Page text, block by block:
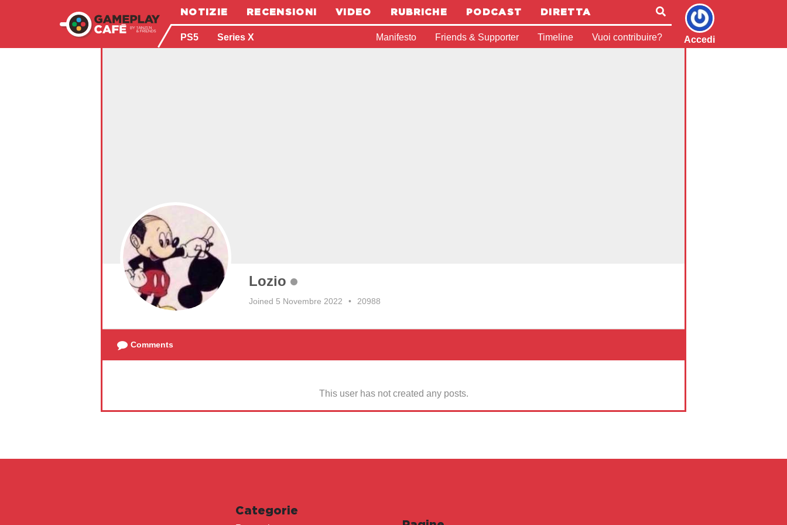
NOTIZIE RECENSIONI VIDEO RUBRICHE PODCAST DIRETTA
PS5 Series X Manifesto Friends & Supporter Timeline Vuoi contribuire? Accedi
Lozio
Joined 5 Novembre 2022 • 20988
Comments
This user has not created any posts.
Categorie